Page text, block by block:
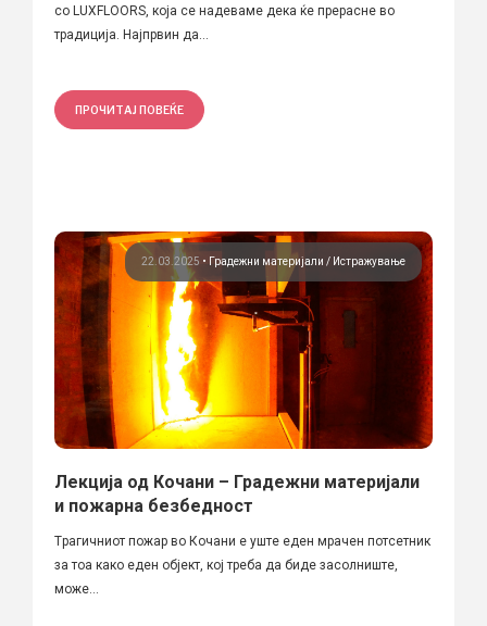
со LUXFLOORS, која се надеваме дека ќе прерасне во
традиција. Најпрвин да...
ПРОЧИТАЈ ПОВЕЌЕ
22.03.2025 • Градежни материјали Истражување
Лекција од Кочани – Градежни материјали
и пожарна безбедност
Tрагичниот пожар во Кочани е уште еден мрачен потсетник
за тоа како еден објект, кој треба да биде засолниште,
може...